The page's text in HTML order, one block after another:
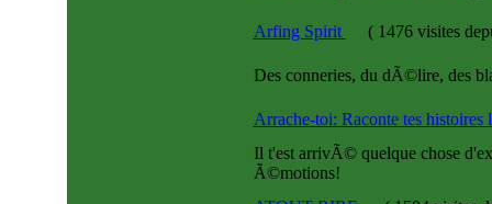
Arfing Spirit (1476 visites
Des conneries, du dÃ©lire, des
Arrache-toi: Raconte tes histoires
Il t'est arrivÃ© quelque chose
Ã©motions!